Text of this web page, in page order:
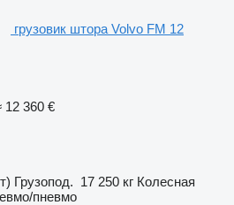
грузовик штора Volvo FM 12
12 360 €
Грузопод. 17 250 кг Колесная
пневмо